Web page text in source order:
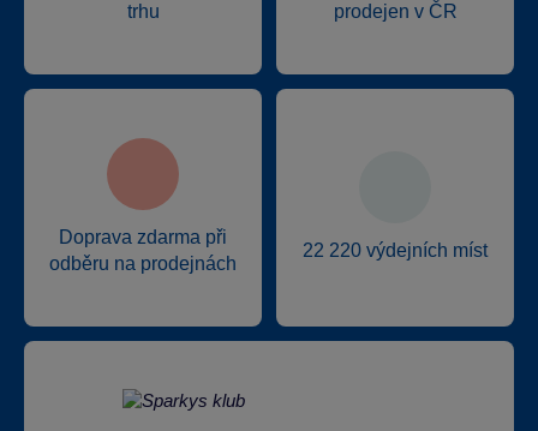
trhu
prodejen v ČR
Doprava zdarma při
odběru na prodejnách
22 220 výdejních míst